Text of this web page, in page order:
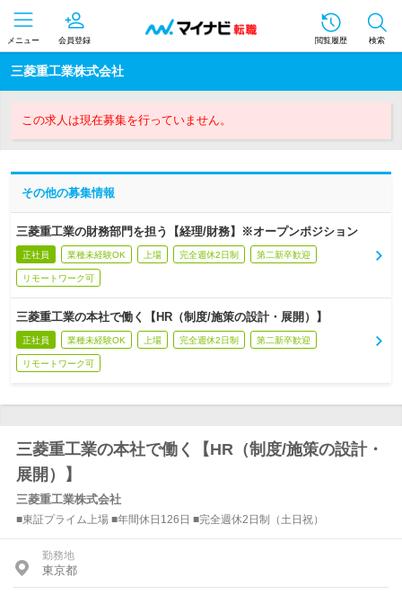
メニュー 会員登録 閲覧履歴 検索
三菱重工業株式会社
この求人は現在募集を行っていません。
その他の募集情報
三菱重工業の財務部門を担う【経理/財務】※オープンポジション
正社員 業種未経験OK 上場 完全週休2日制 第二新卒歓迎
リモートワーク可
三菱重工業の本社で働く【HR（制度/施策の設計・展開）】
正社員 業種未経験OK 上場 完全週休2日制 第二新卒歓迎
リモートワーク可
三菱重工業の本社で働く【HR（制度/施策の設計・
展開）】
三菱重工業株式会社
■東証プライム上場 ■年間休日126日 ■完全週休2日制（土日祝）
勤務地
東京都